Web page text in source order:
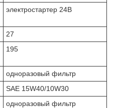
электростартер 24В
27
195
одноразовый фильтр
SAE 15W40/10W30
одноразовый фильтр